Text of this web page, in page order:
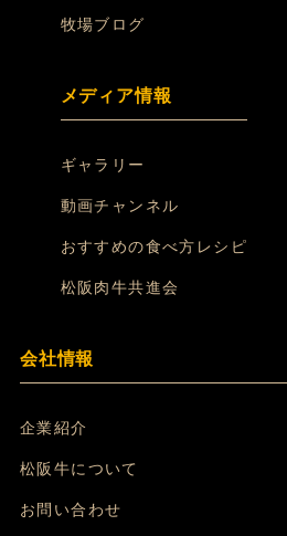
牧場ブログ
メディア情報
ギャラリー
動画チャンネル
おすすめの食べ方レシピ
松阪肉牛共進会
会社情報
企業紹介
松阪牛について
お問い合わせ